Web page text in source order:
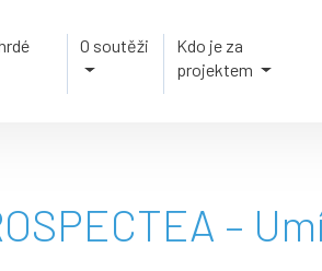
O soutěži
Kdo je za
projektem
–